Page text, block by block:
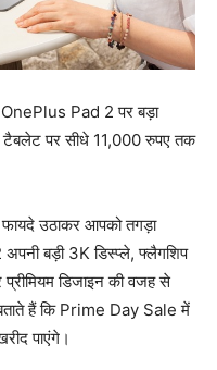
Pad 2 पर बड़ा
टैबलेट पर सीधे 11,000 रुपए तक
उठाकर आपको तगड़ा
बड़ी 3K डिस्प्ले, फ्लैगशिप
डिजाइन की वजह से
बताते हैं कि Prime Day Sale में
पाएंगे।